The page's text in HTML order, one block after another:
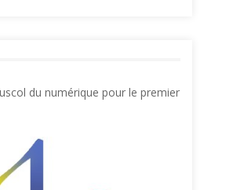
du numérique pour le premier